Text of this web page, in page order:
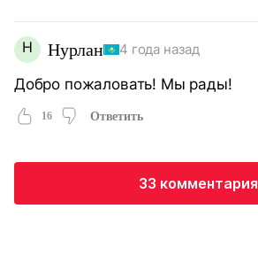
Н Нурлан 4 года назад
Добро пожаловать! Мы рады!
16 Ответить
33 комментария